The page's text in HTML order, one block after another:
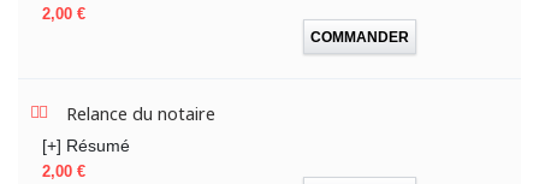
Prix
2,00 €
COMMANDER
Relance du notaire
[+] Résumé
Prix
2,00 €